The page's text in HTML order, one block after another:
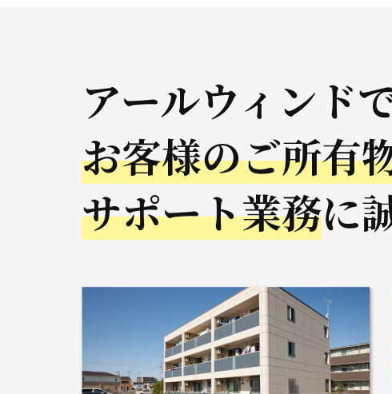
アールウィンドで
お客様のご所有
サポート業務に